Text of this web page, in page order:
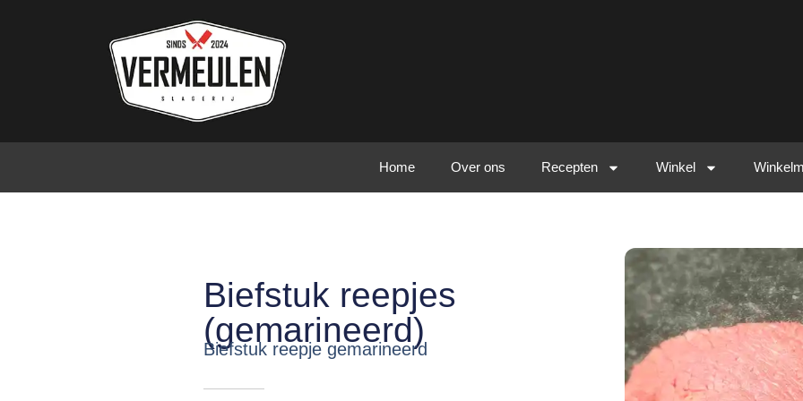
Home Over ons Recepten Winkel
Biefstuk reepjes
(gemarineerd)
Biefstuk reepje gemarineerd